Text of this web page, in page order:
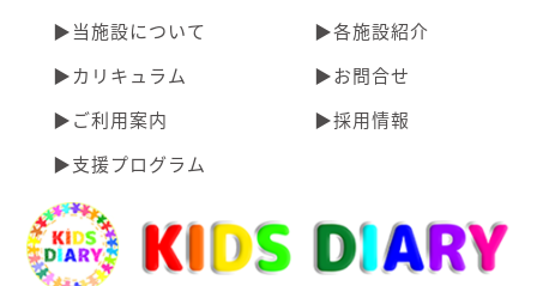
▶︎当施設について
▶︎カリキュラム
▶︎ご利用案内
▶︎支援プログラム
▶︎各施設紹介
▶︎お問合せ
▶︎採用情報